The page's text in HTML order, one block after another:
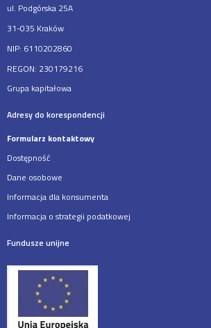
ul. Podgórska 25A
31-035 Kraków
NIP: 6110202860
REGON: 230179216
Grupa kapitałowa
Adresy do korespondencji
Formularz kontaktowy
Dostępność
Dane osobowe
Informacja dla konsumenta
Informacja o strategii podatkowej
Fundusze unijne